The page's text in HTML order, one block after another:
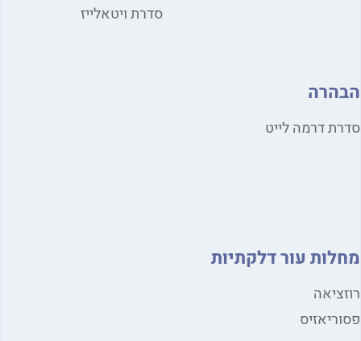
סדרת ויטאלייז
דרמה לייט
עור דלקתיות